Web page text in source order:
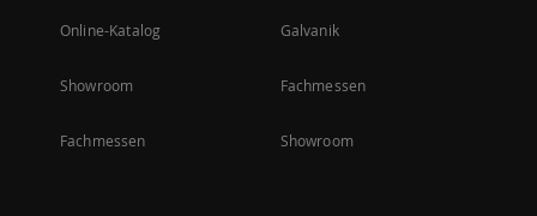
Online-Katalog
Showroom
Fachmessen
Galvanik
Fachmessen
Showroom